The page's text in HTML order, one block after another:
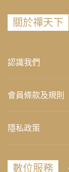
關於禪天下
認識我們
會員條款及規則
隱私政策
數位服務